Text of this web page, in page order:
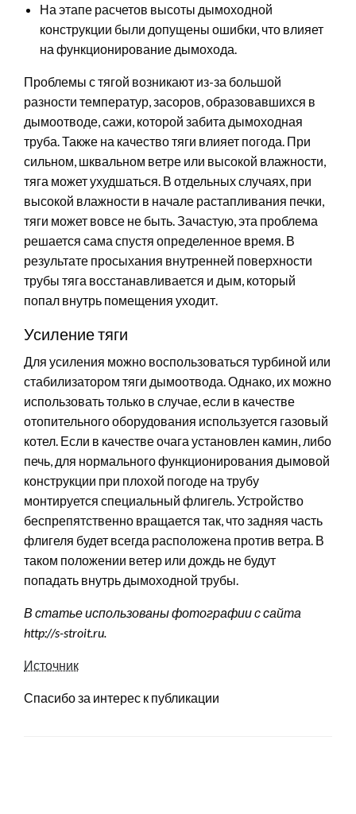
На этапе расчетов высоты дымоходной
конструкции были допущены ошибки, что влияет
на функционирование дымохода.
Проблемы с тягой возникают из-за большой
разности температур, засоров, образовавшихся в
дымоотводе, сажи, которой забита дымоходная
труба. Также на качество тяги влияет погода. При
сильном, шквальном ветре или высокой влажности,
тяга может ухудшаться. В отдельных случаях, при
высокой влажности в начале растапливания печки,
тяги может вовсе не быть. Зачастую, эта проблема
решается сама спустя определенное время. В
результате просыхания внутренней поверхности
трубы тяга восстанавливается и дым, который
попал внутрь помещения уходит.
Усиление тяги
Для усиления можно воспользоваться турбиной или
стабилизатором тяги дымоотвода. Однако, их можно
использовать только в случае, если в качестве
отопительного оборудования используется газовый
котел. Если в качестве очага установлен камин, либо
печь, для нормального функционирования дымовой
конструкции при плохой погоде на трубу
монтируется специальный флигель. Устройство
беспрепятственно вращается так, что задняя часть
флигеля будет всегда расположена против ветра. В
таком положении ветер или дождь не будут
попадать внутрь дымоходной трубы.
В статье использованы фотографии с сайта
http://s-stroit.ru.
Источник
Спасибо за интерес к публикации